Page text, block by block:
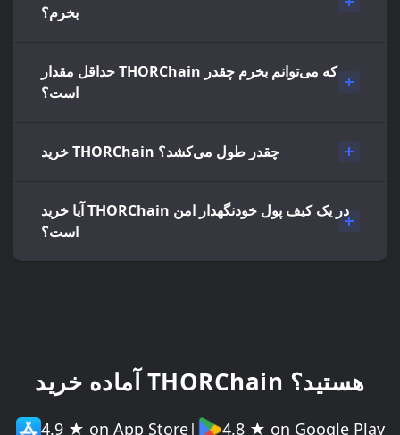
بخرم؟
حداقل مقدار THORChain که می‌توانم بخرم چقدر
است؟
خرید THORChain چقدر طول می‌کشد؟
آیا خرید THORChain در یک کیف پول خودنگهدار امن
است؟
آماده خرید THORChain هستید؟
4.9 ★ on App Store| 4.8 ★ on Google Play